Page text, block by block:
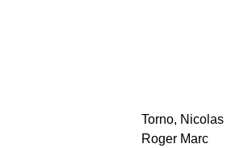
Torno, Nicolas
Roger Marc